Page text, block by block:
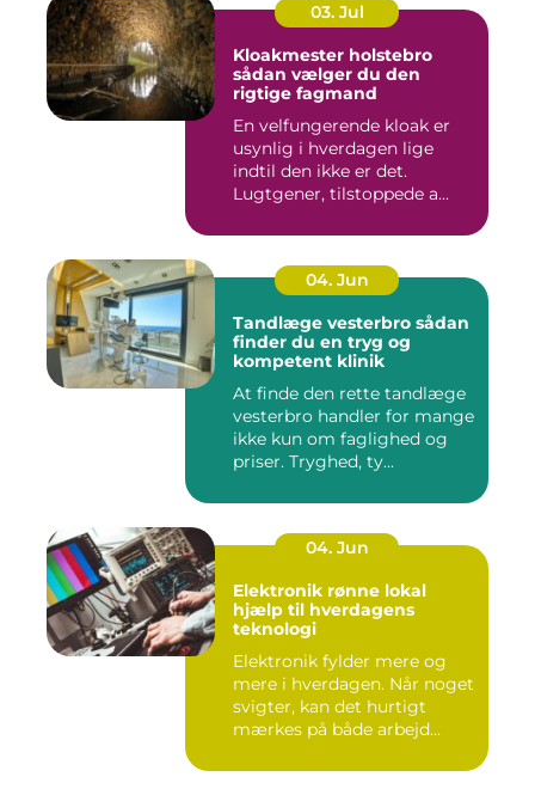
03. Jul
Kloakmester holstebro
sådan vælger du den
rigtige fagmand
En velfungerende kloak er
usynlig i hverdagen lige
indtil den ikke er det.
Lugtgener, tilstoppede a...
04. Jun
Tandlæge vesterbro sådan
finder du en tryg og
kompetent klinik
At finde den rette tandlæge
vesterbro handler for mange
ikke kun om faglighed og
priser. Tryghed, ty...
04. Jun
Elektronik rønne lokal
hjælp til hverdagens
teknologi
Elektronik fylder mere og
mere i hverdagen. Når noget
svigter, kan det hurtigt
mærkes på både arbejd...